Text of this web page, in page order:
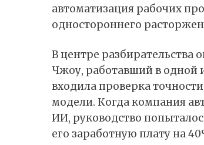
автоматизация рабочих
одностороннего
В центре разбирательства
Чжоу, работавший в одной
входила проверка
модели. Когда компания
ИИ, руководство
его заработную плату на